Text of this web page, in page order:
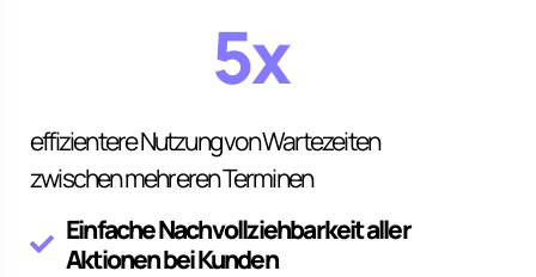
5x
effizientere Nutzung von Wartezeiten
zwischen mehreren Terminen
Einfache Nachvollziehbarkeit aller
Aktionen bei Kunden